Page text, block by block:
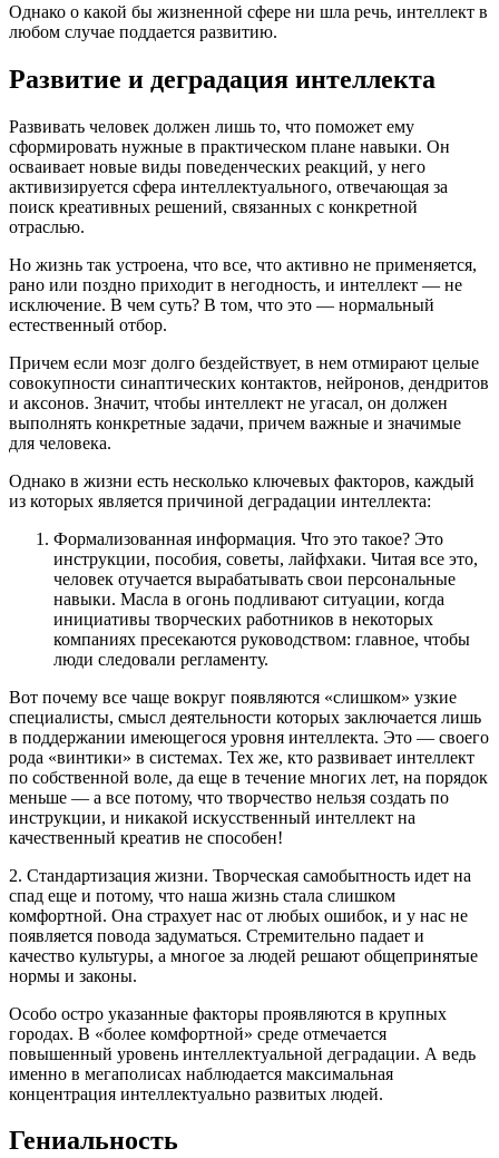
Однако о какой бы жизненной сфере ни шла речь, интеллект в
любом случае поддается развитию.
Развитие и деградация интеллекта
Развивать человек должен лишь то, что поможет ему
сформировать нужные в практическом плане навыки. Он
осваивает новые виды поведенческих реакций, у него
активизируется сфера интеллектуального, отвечающая за
поиск креативных решений, связанных с конкретной
отраслью.
Но жизнь так устроена, что все, что активно не применяется,
рано или поздно приходит в негодность, и интеллект — не
исключение. В чем суть? В том, что это — нормальный
естественный отбор.
Причем если мозг долго бездействует, в нем отмирают целые
совокупности синаптических контактов, нейронов, дендритов
и аксонов. Значит, чтобы интеллект не угасал, он должен
выполнять конкретные задачи, причем важные и значимые
для человека.
Однако в жизни есть несколько ключевых факторов, каждый
из которых является причиной деградации интеллекта:
Формализованная информация. Что это такое? Это
инструкции, пособия, советы, лайфхаки. Читая все это,
человек отучается вырабатывать свои персональные
навыки. Масла в огонь подливают ситуации, когда
инициативы творческих работников в некоторых
компаниях пресекаются руководством: главное, чтобы
люди следовали регламенту.
Вот почему все чаще вокруг появляются «слишком» узкие
специалисты, смысл деятельности которых заключается лишь
в поддержании имеющегося уровня интеллекта. Это — своего
рода «винтики» в системах. Тех же, кто развивает интеллект
по собственной воле, да еще в течение многих лет, на порядок
меньше — а все потому, что творчество нельзя создать по
инструкции, и никакой искусственный интеллект на
качественный креатив не способен!
2. Стандартизация жизни. Творческая самобытность идет на
спад еще и потому, что наша жизнь стала слишком
комфортной. Она страхует нас от любых ошибок, и у нас не
появляется повода задуматься. Стремительно падает и
качество культуры, а многое за людей решают общепринятые
нормы и законы.
Особо остро указанные факторы проявляются в крупных
городах. В «более комфортной» среде отмечается
повышенный уровень интеллектуальной деградации. А ведь
именно в мегаполисах наблюдается максимальная
концентрация интеллектуально развитых людей.
Гениальность